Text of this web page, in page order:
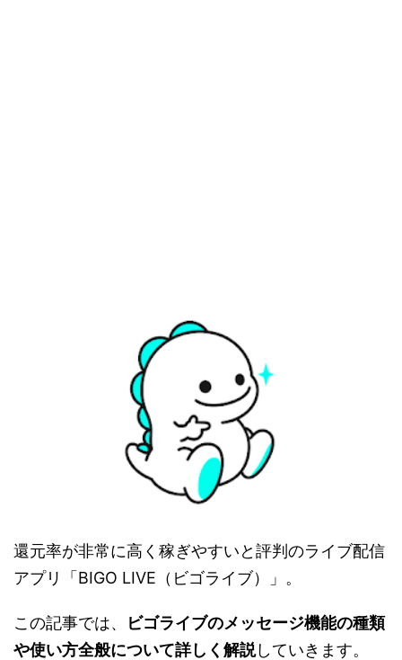
還元率が非常に高く稼ぎやすいと評判のライブ配信
アプリ「BIGO LIVE（ビゴライブ）」。
この記事では、
ビゴライブのメッセージ機能の種類
や使い方全般について詳しく解説していきます。